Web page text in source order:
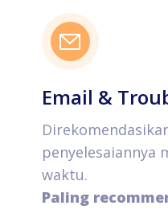
Email &
penyelesaiannya
waktu.
Paling